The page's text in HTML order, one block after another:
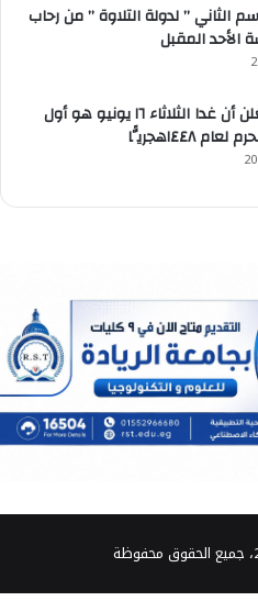
الثاني ” لدولة التلاوة ” من رحاب
الأحد المقبل
دارُ الإفتاءِ تعلن أن غدا الثلاثاء ١٦ يونيو هو أول
١٤٤٨هجريًّا